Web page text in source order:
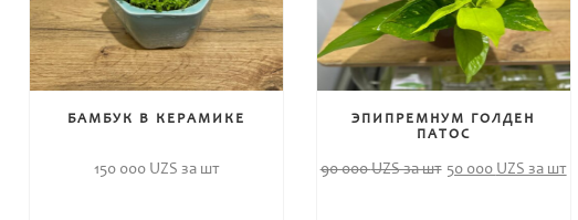
БАМБУК В КЕРАМИКЕ
150 000 UZS за шт
ЭПИПРЕМНУМ ГОЛДЕН
ПАТОС
90 000UZS за шт 50 000 UZS за шт